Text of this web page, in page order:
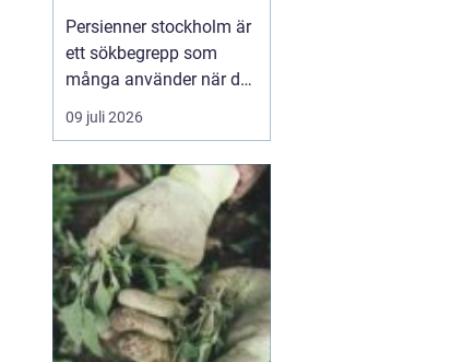
Persienner stockholm är
ett sökbegrepp som
många använder när de
letar efter praktiska och
snygga solskydd för
huvudstadsområdet.
Persienner har lång tid
varit ett självklart val för
den som vill kombinera
funktion, komfort och ...
09 juli 2026